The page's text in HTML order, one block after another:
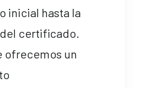
inicial hasta la
certificado.
ofrecemos un